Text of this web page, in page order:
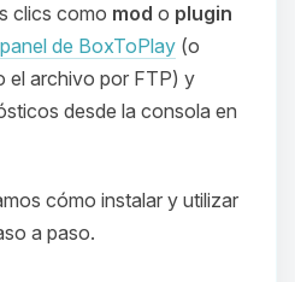
clics como mod o plugin
panel de BoxToPlay (o
el archivo por FTP) y
desde la consola en
cómo instalar y utilizar
a paso.